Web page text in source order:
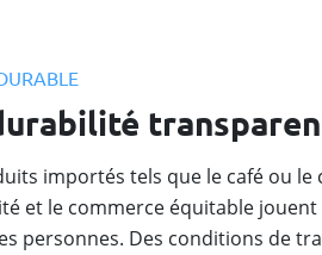
importés tels que le café ou le
et le commerce équitable
personnes. Des conditions de